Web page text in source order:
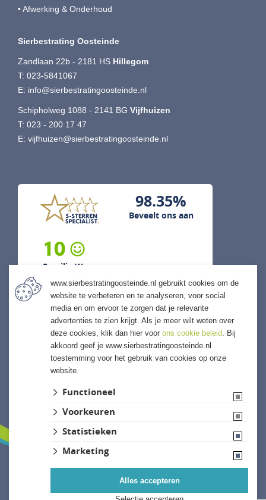
• Afwerking & Onderhoud
Sierbestrating Oosteinde
Zandlaan 22b - 2181 HS Hillegom
T: 023-5841067
E: info@sierbestratingoosteinde.nl
Schipholweg 1088 - 2141 BG Vijfhuizen
T: 023 - 200 17 47
E: vijfhuizen@sierbestratingoosteinde.nl
98.35%
Beveelt ons aan
10
Familie W...
5 augustus 2026
"Snelle levering mogelijk gemaakt
en ook kwaliteits levering."
previous next
Website ontwikkeld door Lined
www.sierbestratingoosteinde.nl gebruikt cookies om de
website te verbeteren en te analyseren, voor social
media en om ervoor te zorgen dat je relevante
advertenties te zien krijgt. Als je meer wilt weten over
deze cookies, klik dan hier voor ons cookie beleid. Bij
akkoord geef je www.sierbestratingoosteinde.nl
toestemming voor het gebruik van cookies op onze
website.
Functioneel
Voorkeuren
Statistieken
Marketing
Alles accepteren